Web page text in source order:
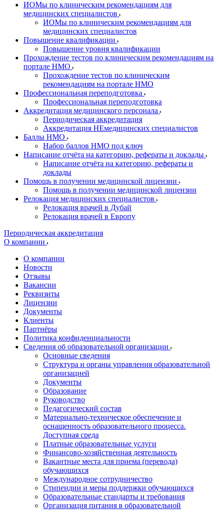
ИОМы по клиническим рекомендациям для
медицинских специалистов
ИОМы по клиническим рекомендациям для
медицинских специалистов
Повышение квалификации
Повышение уровня квалификации
Прохождение тестов по клиническим рекомендациям на
портале НМО
Прохождение тестов по клиническим
рекомендациям на портале НМО
Профессиональная переподготовка
Профессиональная переподготовка
Аккредитация медицинского персонала
Периодическая аккредитация
Аккредитация НЕмедицинских специалистов
Баллы НМО
Набор баллов НМО под ключ
Написание отчёта на категорию, рефераты и доклады
Написание отчёта на категорию, рефераты и
доклады
Помощь в получении медицинской лицензии
Помощь в получении медицинской лицензии
Релокация медицинских специалистов
Релокация врачей в Дубай
Релокация врачей в Европу
Периодическая аккредитация
О компании
О компании
Новости
Отзывы
Вакансии
Реквизиты
Лицензии
Документы
Клиенты
Партнёры
Политика конфиденциальности
Сведения об образовательной организации
Основные сведения
Структура и органы управления образовательной
организацией
Документы
Образование
Руководство
Педагогический состав
Материально-техническое обеспечение и
оснащенность образовательного процесса.
Доступная среда
Платные образовательные услуги
Финансово-хозяйственная деятельность
Вакантные места для приема (перевода)
обучающихся
Международное сотрудничество
Стипендии и меры поддержки обучающихся
Образовательные стандарты и требования
Организация питания в образовательной